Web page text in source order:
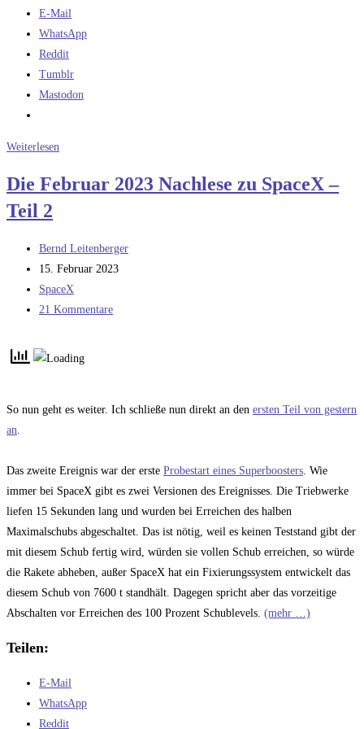
E-Mail
WhatsApp
Reddit
Tumblr
Mastodon
Weiterlesen
Starships
die
Nutzlast
Die Februar 2023 Nachlese zu SpaceX –
Teil 2
Beitrags-
Autor:
Bernd Leitenberger
Beitrag
veröffentlicht:
15. Februar 2023
Beitrags-
Kategorie:
SpaceX
Beitrags-
21 Kommentare
So nun geht es weiter. Ich schließe nun direkt an den ersten Teil von gestern
an
Das zweite Ereignis war der erste Probestart eines Superboosters . Wie
immer bei SpaceX gibt es zwei Versionen des Ereignisses. Die Triebwerke
liefen 15 Sekunden lang und wurden bei Erreichen des halben
Maximalschubs abgeschaltet. Das ist nötig, weil es keinen Teststand gibt der
mit diesem Schub fertig wird, würden sie vollen Schub erreichen, so würde
die Rakete abheben, außer SpaceX hat ein Fixierungssystem entwickelt das
diesem Schub von 7600 t standhält. Dagegen spricht aber das vorzeitige
Abschalten vor Erreichen des 100 Prozent Schublevels. (mehr …)
Teilen:
E-Mail
WhatsApp
Reddit